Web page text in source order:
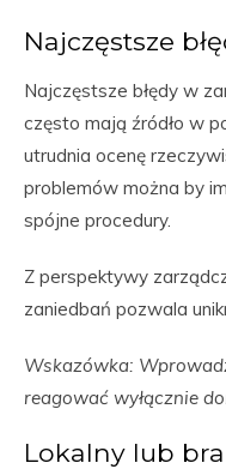
Najczęstsze
Najczęstsze błędy w
często mają źródło w
utrudnia ocenę
problemów można by
spójne procedury.
Z perspektywy
zaniedbań pozwala
Wskazówka:
reagować wyłącznie
Lokalny lub